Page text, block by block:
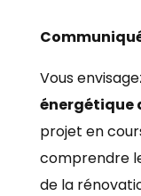
Vous
énergétique
projet en
comprendre
de la